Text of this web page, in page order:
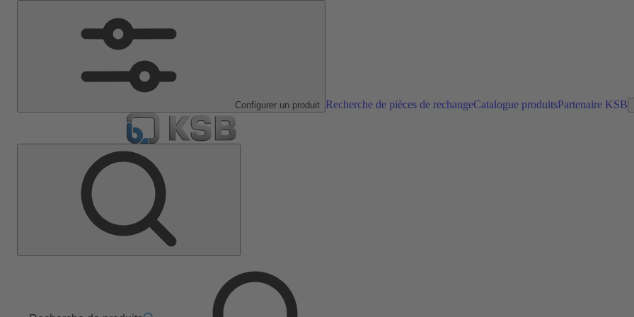
Configurer un produit Recherche de pièces de rechangeCatalogue produitsPartenaire KSB